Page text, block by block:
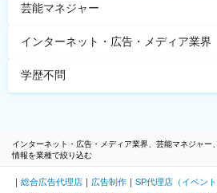
芸能マネジャー
インターネット・広告・メディア業界
学歴不問
インターネット・広告・メディア業界、芸能マネジャー
情報を業種で絞り込む
総合広告代理店 広告制作
SP代理店（イベン